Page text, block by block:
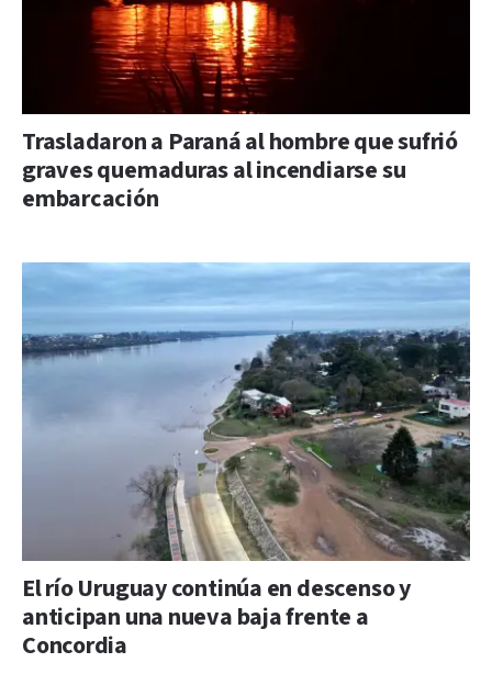
Trasladaron a Paraná al hombre que sufrió
graves quemaduras al incendiarse su
embarcación
El río Uruguay continúa en descenso y
anticipan una nueva baja frente a
Concordia